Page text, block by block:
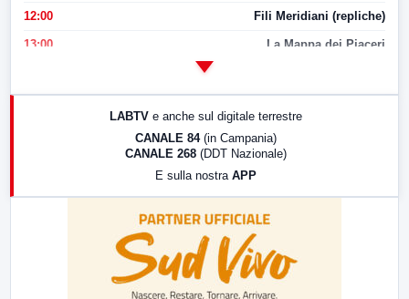
12:00 Fili Meridiani (repliche)
13:00 La Mappa dei Piaceri
LABTV e anche sul digitale terrestre
CANALE 84 (in Campania)
CANALE 268 (DDT Nazionale)
E sulla nostra APP